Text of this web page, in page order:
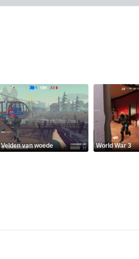
Velden van woede World War 3